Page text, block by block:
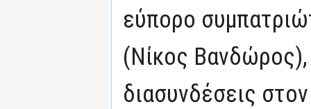
εύπορο
(Νίκος Βανδώρος),
διασυνδέσεις